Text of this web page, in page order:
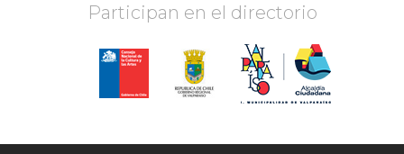
Participan en el directorio